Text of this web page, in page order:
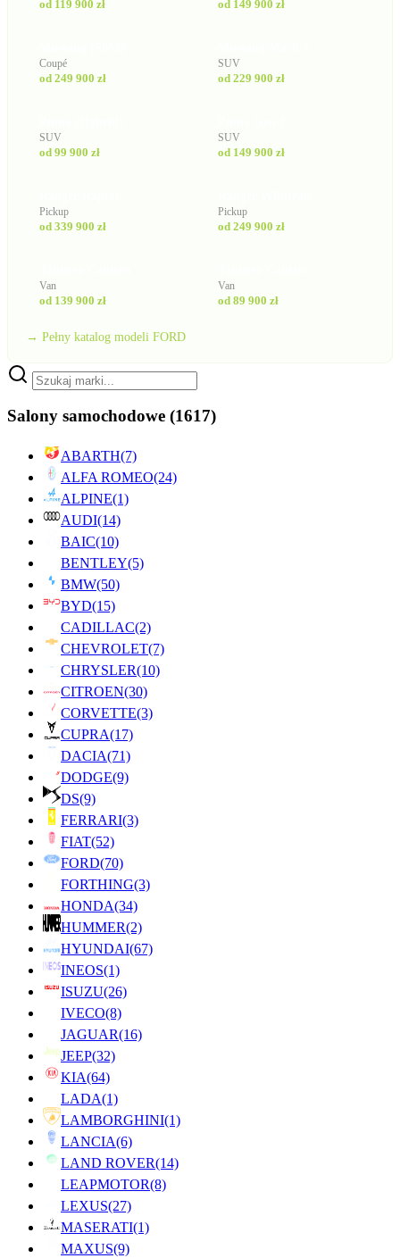
od 119 900 zł od 149 900 zł
Coupé
od 249 900 zł
SUV
od 229 900 zł
SUV
od 99 900 zł
SUV
od 149 900 zł
Pickup
od 339 900 zł
Pickup
od 249 900 zł
Van
od 139 900 zł
Van
od 89 900 zł
→ Pełny katalog modeli FORD
Salony samochodowe (1617)
ABARTH(7)
ALFA ROMEO(24)
ALPINE(1)
AUDI(14)
BAIC(10)
BENTLEY(5)
BMW(50)
BYD(15)
CADILLAC(2)
CHEVROLET(7)
CHRYSLER(10)
CITROEN(30)
CORVETTE(3)
CUPRA(17)
DACIA(71)
DODGE(9)
DS(9)
FERRARI(3)
FIAT(52)
FORD(70)
FORTHING(3)
HONDA(34)
HUMMER(2)
HYUNDAI(67)
INEOS(1)
ISUZU(26)
IVECO(8)
JAGUAR(16)
JEEP(32)
KIA(64)
LADA(1)
LAMBORGHINI(1)
LANCIA(6)
LAND ROVER(14)
LEAPMOTOR(8)
LEXUS(27)
MASERATI(1)
MAXUS(9)